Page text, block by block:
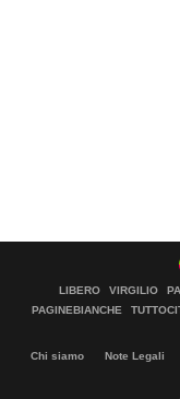
LIBERO VIRGILIO
PAGINEBIANCHE
Chi siamo Note Legali